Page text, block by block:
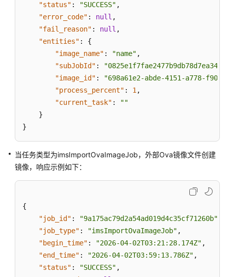
"status" : "SUCCESS" ,
"error_code" : null ,
"fail_reason" : null ,
"entities" :
{
"image_name" : "name" ,
"subJobId" :
"image_id" :
"698a61e2-abde-4151-a778-
"process_percent" : 1 ,
"current_task" :
""
}
}
当任务类型为imsImportOvaImageJob，外部Ova镜像文件创建
镜像，响应示例如下：
{
"job_id" : "9a175ac79d2a54ad019d4c35cf71260b"
"job_type" : "imsImportOvaImageJob" ,
"begin_time" : "2026-04-02T03:21:28.174Z" ,
"end_time" : "2026-04-02T03:59:13.786Z" ,
"status" : "SUCCESS" ,